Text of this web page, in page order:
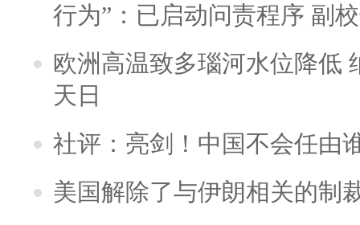
行为”：已启动问责程序 副
欧洲高温致多瑙河水位降低
天日
社评：亮剑！中国不会任由
美国解除了与伊朗相关的制